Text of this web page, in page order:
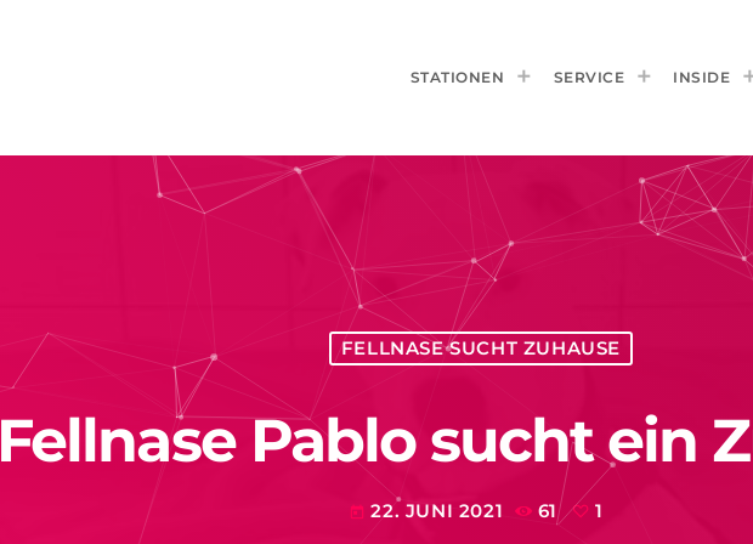
STATIONEN SERVICE INSIDE
FELLNASE SUCHT ZUHAUSE
Fellnase Pablo sucht ein
today 22. JUNI 2021 61 1